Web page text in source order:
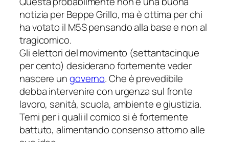
notizia per Beppe Grillo, ma è ottima per chi
ha votato il M5S pensando alla base e non al
tragicomico.
Gli elettori del movimento (settantacinque
per cento) desiderano fortemente veder
nascere ungoverno. Che è prevedibile
debba intervenire con urgenza sul fronte
lavoro, sanità, scuola, ambiente e giustizia.
Temi per i quali il comico si è fortemente
battuto, alimentando consenso attorno alle